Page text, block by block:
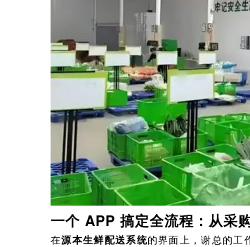
一个 APP 搞定全流程：从采
在源本生鲜配送系统的界面上，谢总的工